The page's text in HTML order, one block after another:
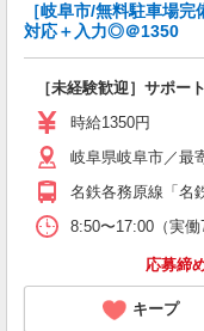
［岐阜市/無料駐車場
対応＋入力◎＠1350
［未経験歓迎］サポ
時給1350円
岐阜県岐阜市／
名鉄各務原線「名
8:50〜17:00（実
応募締
キープ